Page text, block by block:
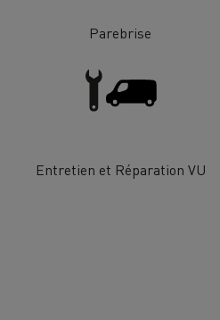
Parebrise
Entretien et Réparation VU